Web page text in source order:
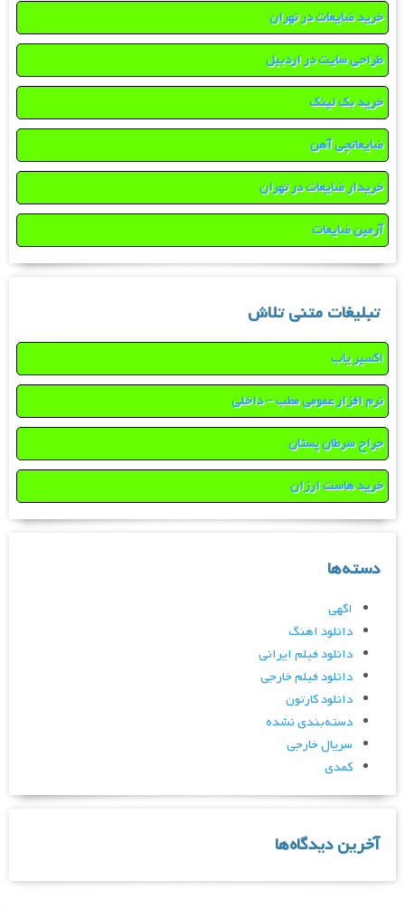
خرید ضایعات در تهران
طراحی سایت در اردبیل
خرید بک لینک
ضایعاتچی آهن
خریدار ضایعات در تهران
آرمین ضایعات
تبلیغات متنی تلاش
اکسیر یاب
نرم افزار عمومی مطب – داخلی
جراح سرطان پستان
خرید هاست ارزان
دسته‌ها
اگهی
دانلود اهنگ
دانلود فیلم ایرانی
دانلود فیلم خارجی
دانلود کارتون
دسته‌بندی نشده
سریال خارجی
کمدی
آخرین دیدگاه‌ها